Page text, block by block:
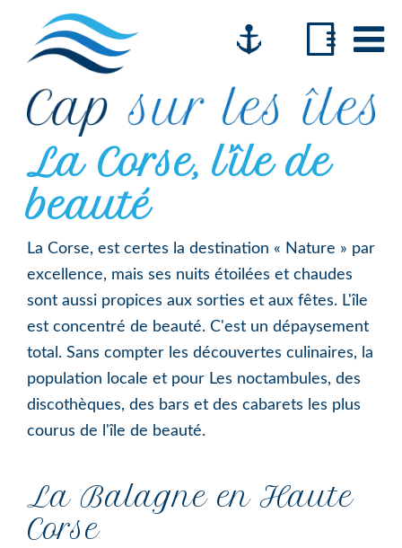
navigation
principale
contenu
principal
pied
page
Cap
sur
les
îles
Comment
changer
de
voilier
&
Camping
car
La Corse, l'île de
beauté
La Corse, est certes la destination « Nature » par
excellence, mais ses nuits étoilées et chaudes
sont aussi propices aux sorties et aux fêtes. L'île
est concentré de beauté. C'est un dépaysement
total. Sans compter les découvertes culinaires, la
population locale et pour Les noctambules, des
discothèques, des bars et des cabarets les plus
courus de l'île de beauté.
La Balagne en Haute
Corse